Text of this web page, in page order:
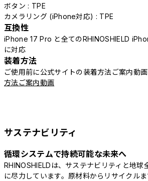
ボタン : TPE
カメラリング (iPhone対応) : TPE
互換性
iPhone 17 Pro と全てのRHINOSHIELD
に対応
装着方法
ご使用前に公式サイトの装着方法ご案内動
方法ご案内動画
サステナビリティ
循環システムで持続可能な未来へ
RHINOSHIELDは、サステナビリティと地球
に尽力しています。原材料からリサイクル